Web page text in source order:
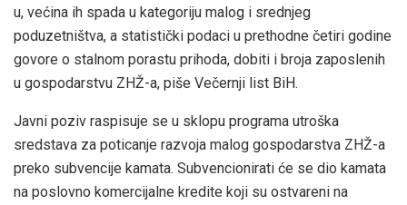
u, većina ih spada u kategoriju malog i srednjeg
poduzetništva, a statistički podaci u prethodne četiri godine
govore o stalnom porastu prihoda, dobiti i broja zaposlenih
u gospodarstvu ZHŽ-a, piše Večernji list BiH.
Javni poziv raspisuje se u sklopu programa utroška
sredstava za poticanje razvoja malog gospodarstva ZHŽ-a
preko subvencije kamata. Subvencionirati će se dio kamata
na poslovno komercijalne kredite koji su ostvareni na